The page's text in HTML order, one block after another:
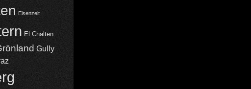
Eisenzeit
El Chalten
Gully